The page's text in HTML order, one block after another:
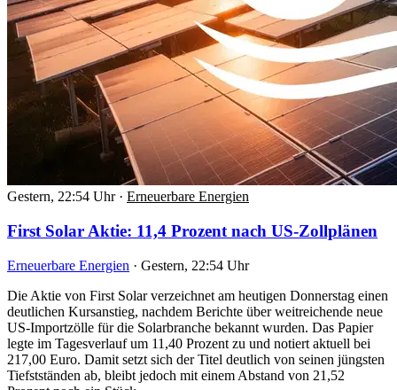
Gestern, 22:54 Uhr · Erneuerbare Energien
First Solar Aktie: 11,4 Prozent nach US-Zollplänen
Erneuerbare Energien · Gestern, 22:54 Uhr
Die Aktie von First Solar verzeichnet am heutigen Donnerstag einen
deutlichen Kursanstieg, nachdem Berichte über weitreichende neue
US-Importzölle für die Solarbranche bekannt wurden. Das Papier
legte im Tagesverlauf um 11,40 Prozent zu und notiert aktuell bei
217,00 Euro. Damit setzt sich der Titel deutlich von seinen jüngsten
Tiefstständen ab, bleibt jedoch mit einem Abstand von 21,52